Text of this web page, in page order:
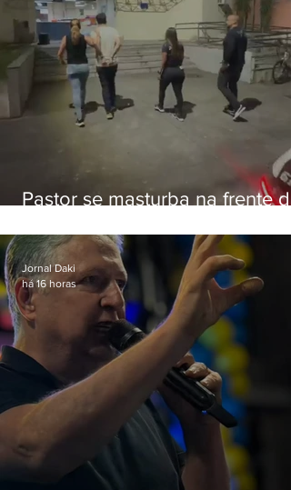
Pastor se masturba na frente de
Jornal Daki
há 16 horas